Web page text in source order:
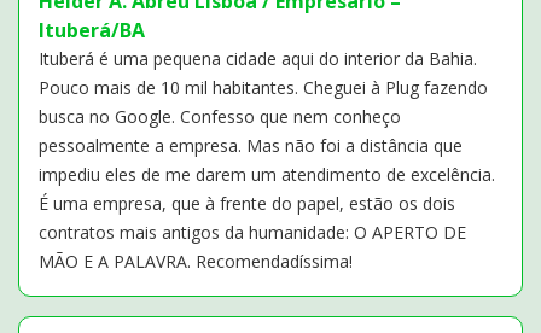
Ituberá/BA
Ituberá é uma pequena cidade aqui do interior da Bahia.
Pouco mais de 10 mil habitantes. Cheguei à Plug fazendo
busca no Google. Confesso que nem conheço
pessoalmente a empresa. Mas não foi a distância que
impediu eles de me darem um atendimento de excelência.
É uma empresa, que à frente do papel, estão os dois
contratos mais antigos da humanidade: O APERTO DE
MÃO E A PALAVRA. Recomendadíssima!